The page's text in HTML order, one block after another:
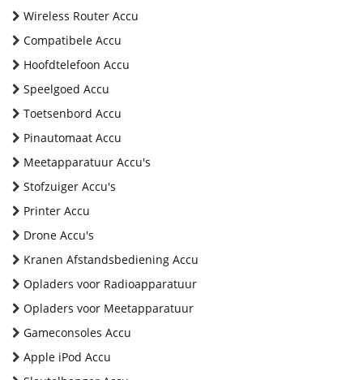
Wireless Router Accu
Compatibele Accu
Hoofdtelefoon Accu
Speelgoed Accu
Toetsenbord Accu
Pinautomaat Accu
Meetapparatuur Accu's
Stofzuiger Accu's
Printer Accu
Drone Accu's
Kranen Afstandsbediening Accu
Opladers voor Radioapparatuur
Opladers voor Meetapparatuur
Gameconsoles Accu
Apple iPod Accu